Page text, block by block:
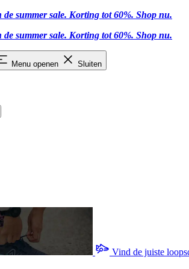
de summer sale. Korting tot 60%. Shop nu.
de summer sale. Korting tot 60%. Shop nu.
Menu openen Sluiten
Vind de juiste